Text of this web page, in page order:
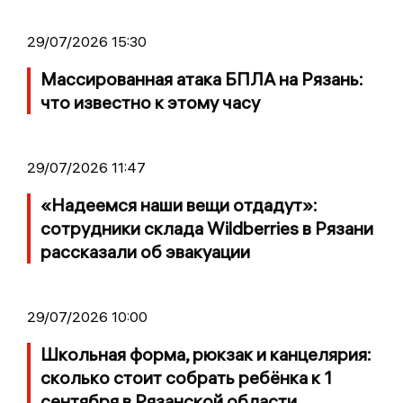
29/07/2026 15:30
Массированная атака БПЛА на Рязань:
что известно к этому часу
29/07/2026 11:47
«Надеемся наши вещи отдадут»:
сотрудники склада Wildberries в Рязани
рассказали об эвакуации
29/07/2026 10:00
Школьная форма, рюкзак и канцелярия:
сколько стоит собрать ребёнка к 1